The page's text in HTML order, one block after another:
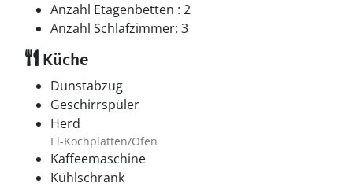
Anzahl Etagenbetten : 2
Anzahl Schlafzimmer: 3
Küche
Dunstabzug
Geschirrspüler
Herd
El-Kochplatten/Ofen
Kaffeemaschine
Kühlschrank